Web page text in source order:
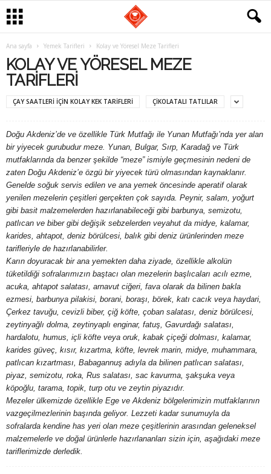
m
Ana sayfa Yemek Tarifleri Kolay ve Yöresel Meze Tarifleri
KOLAY VE YÖRESEL MEZE
TARIFLERI
ÇAY SAATLERI IÇIN KOLAY KEK TARIFLERI ÇIKOLATALI TATLILAR
Doğu Akdeniz’de ve özellikle Türk Mutfağı ile Yunan Mutfağı’nda yer alan
bir yiyecek gurubudur meze. Yunan, Bulgar, Sırp, Karadağ ve Türk
mutfaklarında da benzer şekilde “meze” ismiyle geçmesinin nedeni de
zaten Doğu Akdeniz’e özgü bir yiyecek türü olmasından kaynaklanır.
Genelde soğuk servis edilen ve ana yemek öncesinde aperatif olarak
yenilen mezelerin çeşitleri gerçekten çok sayıda. Peynir, salam, yoğurt
gibi basit malzemelerden hazırlanabileceği gibi barbunya, semizotu,
patlıcan ve biber gibi değişik sebzelerden veyahut da midye, kalamar,
karides, ahtapot, deniz börülcesi, balık gibi deniz ürünlerinden meze
tarifleriyle de hazırlanabilirler.
Karın doyuracak bir ana yemekten daha ziyade, özellikle alkolün
tüketildiği sofralarımızın baştacı olan mezelerin başlıcaları acılı ezme,
acuka, ahtapot salatası, arnavut ciğeri, fava olarak da bilinen bakla
ezmesi, barbunya pilakisi, borani, boraşı, börek, katı cacık veya haydari,
Çerkez tavuğu, cevizli biber, çiğ köfte, çoban salatası, deniz börülcesi,
zeytinyağlı dolma, zeytinyaplı enginar, fatuş, Gavurdağı salatası,
hardalotu, humus, içli köfte veya oruk, kabak çiçeği dolması, kalamar,
karides güveç, kısır, kızartma, köfte, levrek marin, midye, muhammara,
patlıcan kızartması, Babagannuş adıyla da bilinen patlıcan salatası,
piyaz, semizotu, roka, Rus salatası, sac kavurma, şakşuka veya
köpoğlu, tarama, topik, turp otu ve zeytin piyazıdır.
Mezeler ülkemizde özellikle Ege ve Akdeniz bölgelerimizin mutfaklarının
vazgeçilmezlerinin başında geliyor. Lezzeti kadar sunumuyla da
sofralarda kendine has yeri olan meze çeşitlerinin arasından geleneksel
malzemelerle ve doğal ürünlerle hazırlananları sizin için, aşağıdaki meze
tariflerimizde derledik.